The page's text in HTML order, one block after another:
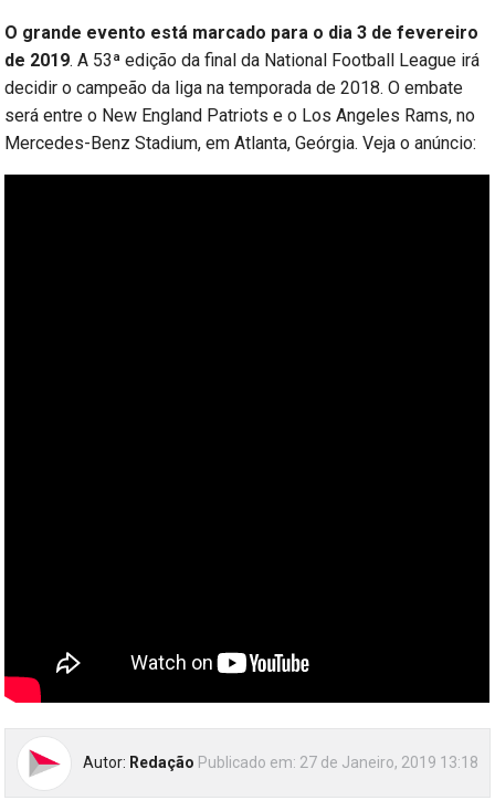
O grande evento está marcado para o dia 3 de fevereiro
de 2019. A 53ª edição da final da National Football League irá
decidir o campeão da liga na temporada de 2018. O embate
será entre o New England Patriots e o Los Angeles Rams, no
Mercedes-Benz Stadium, em Atlanta, Geórgia. Veja o anúncio:
Autor: Redação Publicado em: 27 de Janeiro, 2019 13:18